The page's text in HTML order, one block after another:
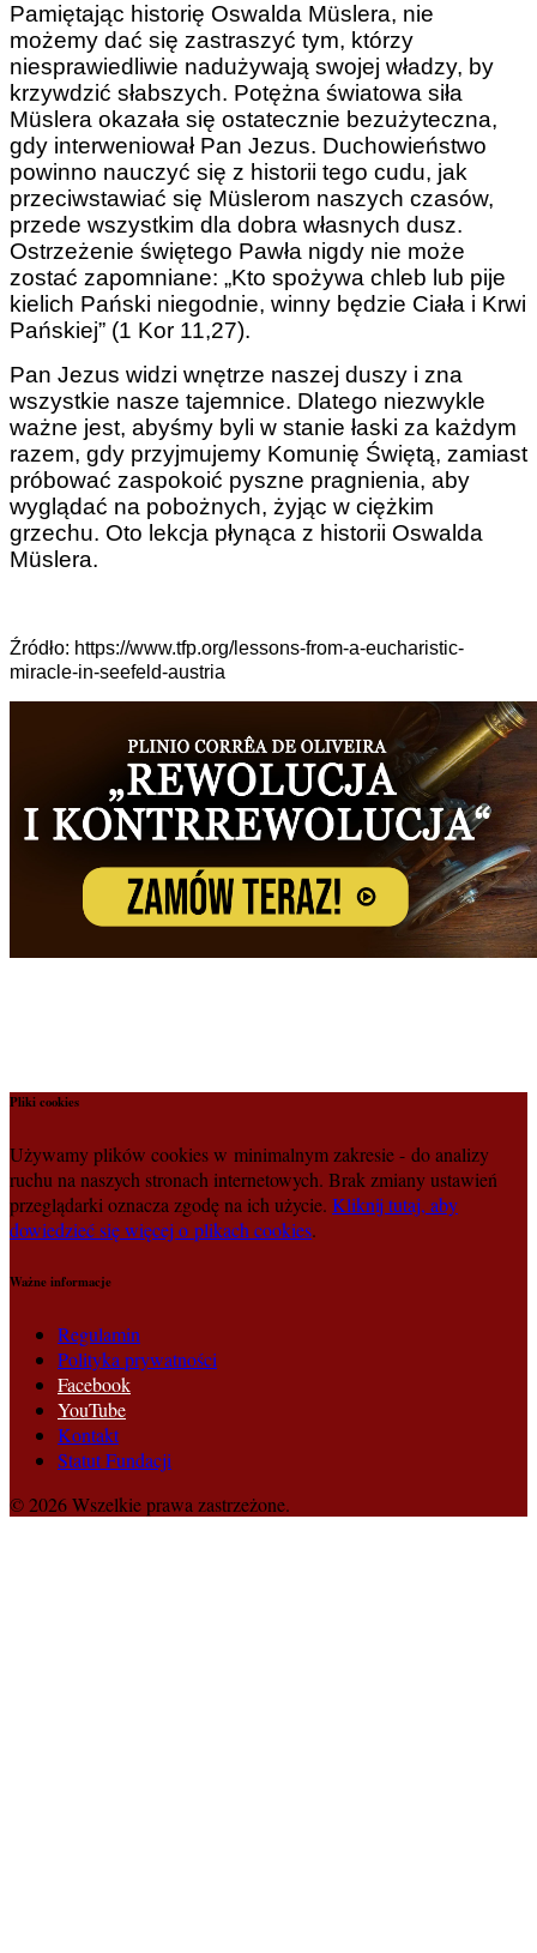
Pamiętając historię Oswalda Müslera, nie
możemy dać się zastraszyć tym, którzy
niesprawiedliwie nadużywają swojej władzy, by
krzywdzić słabszych. Potężna światowa siła
Müslera okazała się ostatecznie bezużyteczna,
gdy interweniował Pan Jezus. Duchowieństwo
powinno nauczyć się z historii tego cudu, jak
przeciwstawiać się Müslerom naszych czasów,
przede wszystkim dla dobra własnych dusz.
Ostrzeżenie świętego Pawła nigdy nie może
zostać zapomniane: „Kto spożywa chleb lub pije
kielich Pański niegodnie, winny będzie Ciała i Krwi
Pańskiej” (1 Kor 11,27).
Pan Jezus widzi wnętrze naszej duszy i zna
wszystkie nasze tajemnice. Dlatego niezwykle
ważne jest, abyśmy byli w stanie łaski za każdym
razem, gdy przyjmujemy Komunię Świętą, zamiast
próbować zaspokoić pyszne pragnienia, aby
wyglądać na pobożnych, żyjąc w ciężkim
grzechu. Oto lekcja płynąca z historii Oswalda
Müslera.
Źródło: https://www.tfp.org/lessons-from-a-eucharistic-
miracle-in-seefeld-austria
Pliki cookies
Używamy plików cookies w minimalnym zakresie - do analizy
ruchu na naszych stronach internetowych. Brak zmiany ustawień
przeglądarki oznacza zgodę na ich użycie. Kliknij tutaj, aby
dowiedzieć się więcej o plikach cookies.
Ważne informacje
Regulamin
Polityka prywatności
Facebook
YouTube
Kontakt
Statut Fundacji
© 2026 Wszelkie prawa zastrzeżone.